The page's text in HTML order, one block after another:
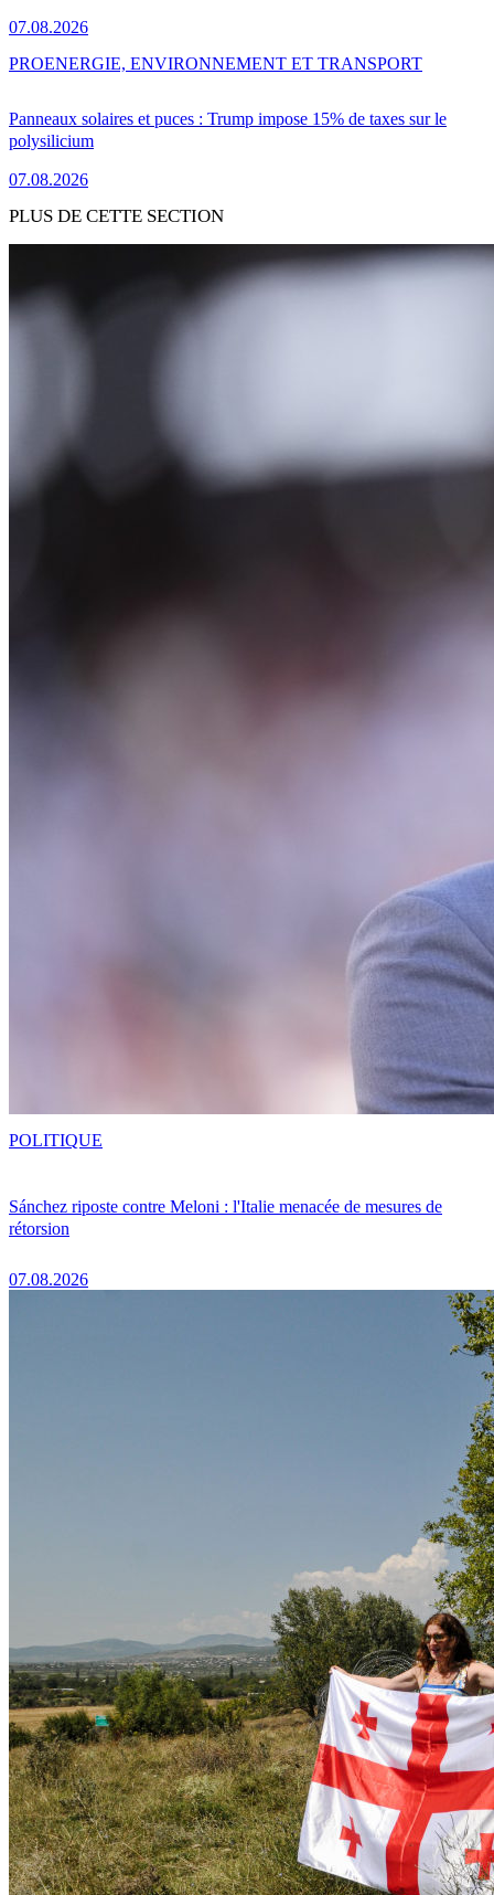
07.08.2026
Panneaux solaires et puces : Trump impose 15% de taxes sur le
polysilicium
07.08.2026
PROENERGIE, ENVIRONNEMENT ET TRANSPORT
PLUS DE CETTE SECTION
Sánchez riposte contre Meloni : l'Italie menacée de mesures de
rétorsion
07.08.2026
POLITIQUE